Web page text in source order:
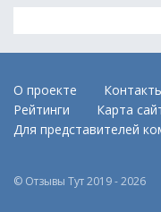
О проекте
Рейтинги
Карта
Для представителей
© Отзывы Тут 2019 - 2026